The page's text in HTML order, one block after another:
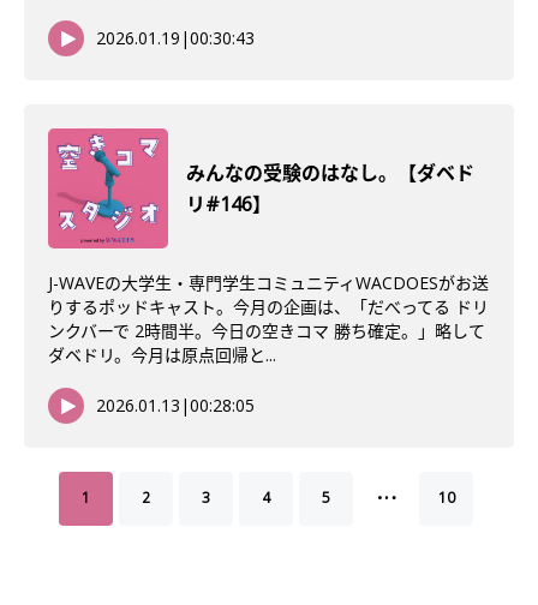
2026.01.19 |00:30:43
みんなの受験のはなし。【ダベド
リ#146】
J-WAVEの大学生・専門学生コミュニティWACDOESがお送
りするポッドキャスト。今月の企画は、「だべってる ドリ
ンクバーで 2時間半。今日の空きコマ 勝ち確定。」略して
ダベドリ。今月は原点回帰と...
2026.01.13 |00:28:05
1 2 3 4 5 … 10